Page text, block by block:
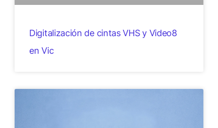
Digitalización de cintas VHS y Video8
en Vic